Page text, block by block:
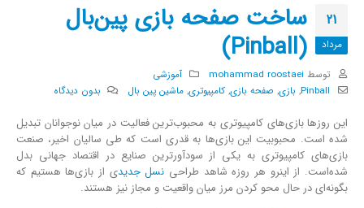
21
مرداد
ساخت صفحه بازی پین‌بال
(Pinball)
توسط mohammad roostaei
آموزشی
Pinball
, بازی, صفحه بازی, کامپیوتری, ماشین پین بال بدون دیدگاه
این روزها بازی‌های کامپیوتری به محبوب‌ترین فعالیت در میان نوجوانان تبدیل
شده است. محبوبیت این بازی‌ها به قدری است که طی سالیان اخیر، صنعت
بازی‌های کامپیوتری به یکی از سودآورترین صنایع در اقتصاد جهانی بدل
شده‌است. از اینرو هر روزه شاهد طراحی نسل جدیدی از بازی‌ها هستیم که
بگونه‌ای در حال محو کردن مرز میان واقعیت و مجاز نیز هستند.